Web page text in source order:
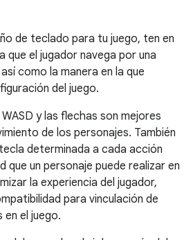
de teclado para tu juego, ten en
que el jugador navega por una
como la manera en la que
del juego.
y las flechas son mejores
de los personajes. También
determinada a cada acción
que un personaje puede realizar en
la experiencia del jugador,
para vinculación de
el juego.